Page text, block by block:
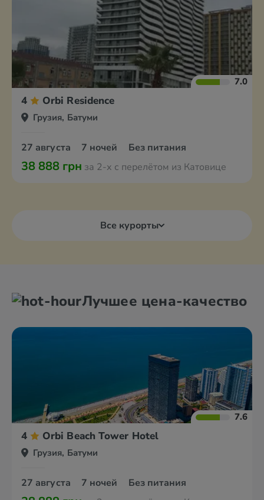
7.0
4 Orbi Residence
Грузия, Батуми
27 августа 7 ночей Без питания
38 888 грн за 2-х с перелётом из Катовице
Все курорты
Лучшее цена-качество
7.6
4 Orbi Beach Tower Hotel
Грузия, Батуми
27 августа 7 ночей Без питания